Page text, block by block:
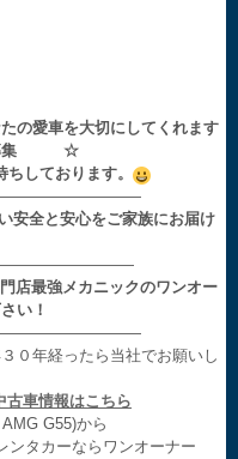
の愛車を大切にしてくれます
集 ☆
しております。
安全と安心をご家族にお届け
店最強メカニックのワンオー
い！
０年経ったら当社でお願いし
古車情報はこちら
G55)から
ンタカーならワンオーナー